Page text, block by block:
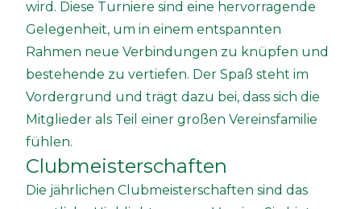
wird. Diese Turniere sind eine hervorragende
Gelegenheit, um in einem entspannten
Rahmen neue Verbindungen zu knüpfen und
bestehende zu vertiefen. Der Spaß steht im
Vordergrund und trägt dazu bei, dass sich die
Mitglieder als Teil einer großen Vereinsfamilie
fühlen.
Clubmeisterschaften
Die jährlichen Clubmeisterschaften sind das